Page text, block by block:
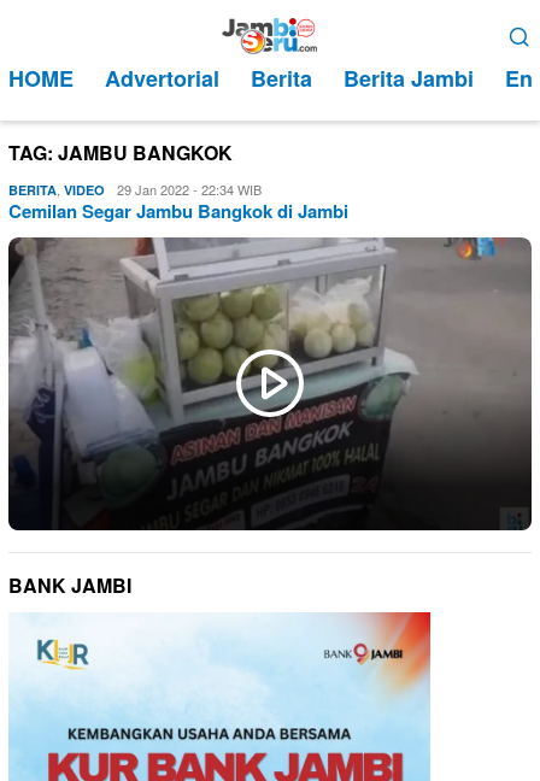
kontenMobile
HOME Advertorial Berita Berita Jambi
TAG: JAMBU BANGKOK
BERITA VIDEO Evo
Kusnady
29 Jan 2022 - 22:34 WIB
Cemilan Segar Jambu Bangkok di Jambi
BANK JAMBI